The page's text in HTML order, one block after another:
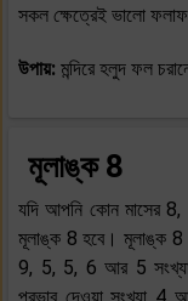
সকল ক্ষেত্রেই ভালো
উপায়: মন্দিরে হলুদ ফল
মূলাঙ্ক 8
যদি আপনি কোন মাসের 8,
মূলাঙ্ক 8 হবে। মূলাঙ্ক 8
9, 5, 5, 6 আর 5 সংখ্যার